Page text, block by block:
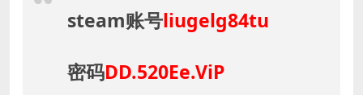
steam账号liugelg84tu
密码DD.520Ee.ViP